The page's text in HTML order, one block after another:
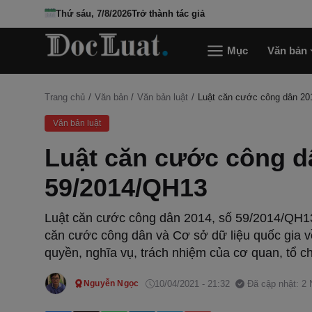
Thứ sáu, 7/8/2026Trở thành tác giả
Mục Văn bản
Trang chủ Văn bản Văn bản luật Luật căn cước công dân
Văn bản luật
Luật căn cước công
59/2014/QH13
Luật căn cước công dân 2014, số 59/2014/
căn cước công dân và Cơ sở dữ liệu quốc gia
quyền, nghĩa vụ, trách nhiệm của cơ quan, tổ
Nguyễn Ngọc 10/04/2021 - 21:32 Đã cập nhật: 2